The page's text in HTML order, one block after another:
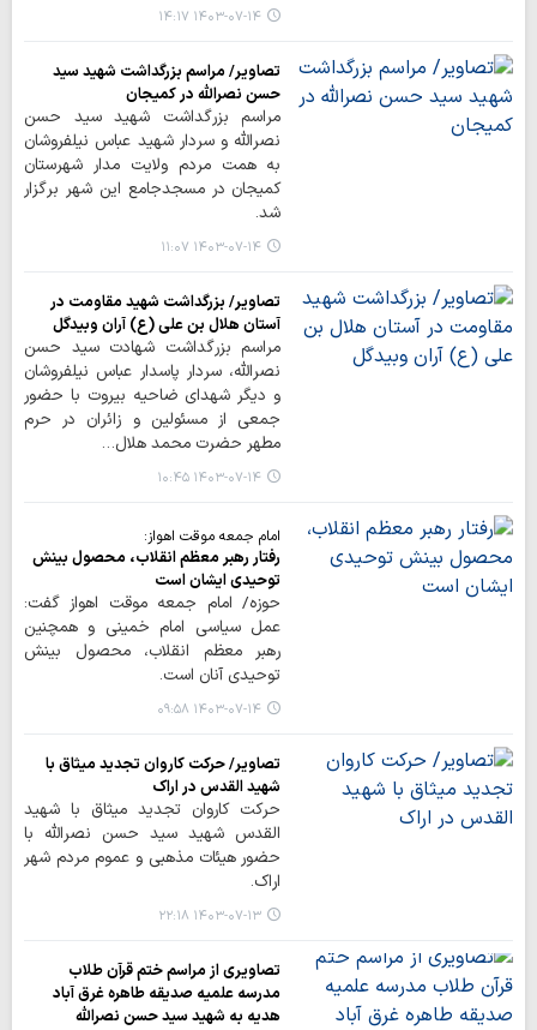
۱۴۰۳-۰۷-۱۴ ۱۴:۱۷
تصاویر/ مراسم بزرگداشت شهید سید
حسن نصرالله در کمیجان
مراسم بزرگداشت شهید سید حسن
نصرالله و سردار شهید عباس نیلفروشان
به همت مردم ولایت مدار شهرستان
کمیجان در مسجدجامع این شهر برگزار
شد.
۱۴۰۳-۰۷-۱۴ ۱۱:۰۷
تصاویر/ بزرگداشت شهید مقاومت در
آستان هلال بن علی (ع) آران وبیدگل
مراسم بزرگداشت شهادت سید حسن
نصرالله، سردار پاسدار عباس نیلفروشان
و دیگر شهدای ضاحیه بیروت با حضور
جمعی از مسئولین و زائران در حرم
مطهر حضرت محمد هلال…
۱۴۰۳-۰۷-۱۴ ۱۰:۴۵
امام جمعه موقت اهواز:
رفتار رهبر معظم انقلاب، محصول بینش
توحیدی ایشان است
حوزه/ امام جمعه موقت اهواز گفت:
عمل سیاسی امام خمینی و همچنین
رهبر معظم انقلاب، محصول بینش
توحیدی آنان است.
۱۴۰۳-۰۷-۱۴ ۰۹:۵۸
تصاویر/ حرکت کاروان تجدید میثاق با
شهید القدس در اراک
حرکت کاروان تجدید میثاق با شهید
القدس شهید سید حسن نصرالله با
حضور هیئات مذهبی و عموم مردم شهر
اراک.
۱۴۰۳-۰۷-۱۳ ۲۲:۱۸
تصاویری از مراسم ختم قرآن طلاب
مدرسه علمیه صدیقه طاهره غرق آباد
هدیه به شهید سید حسن نصرالله